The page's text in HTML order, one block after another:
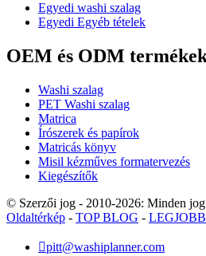
Egyedi washi szalag
Egyedi Egyéb tételek
OEM és ODM
Washi szalag
PET Washi szalag
Matrica
Írószerek és papírok
Matricás könyv
Misil kézműves formatervezés
Kiegészítők
© Szerzői jog - 2010-2026: Minden
Oldaltérkép - TOP BLOG -
pitt@washiplanner.com